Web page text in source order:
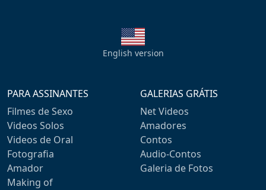
English version
PARA ASSINANTES
Filmes de Sexo
Videos Solos
Videos de Oral
Fotografia
Amador
Making of
GALERIAS GRÁTIS
Net Videos
Amadores
Contos
Audio-Contos
Galeria de Fotos